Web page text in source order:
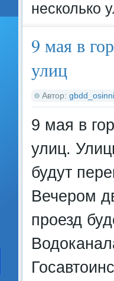
несколько
9 мая в
улиц
Автор:
9 мая в
улиц.
будут
Вечером
проезд